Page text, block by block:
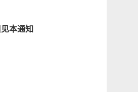
见本通知